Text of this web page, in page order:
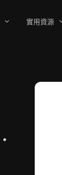
實用資源